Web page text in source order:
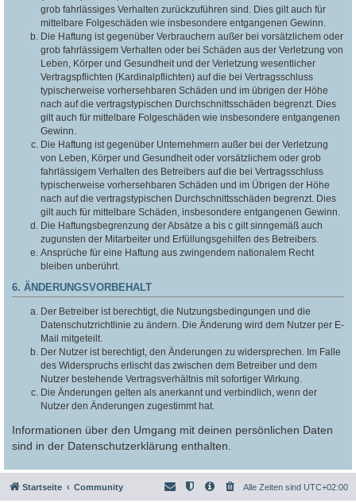
grob fahrlässiges Verhalten zurückzuführen sind. Dies gilt auch für
mittelbare Folgeschäden wie insbesondere entgangenen Gewinn.
Die Haftung ist gegenüber Verbrauchern außer bei vorsätzlichem oder
grob fahrlässigem Verhalten oder bei Schäden aus der Verletzung von
Leben, Körper und Gesundheit und der Verletzung wesentlicher
Vertragspflichten (Kardinalpflichten) auf die bei Vertragsschluss
typischerweise vorhersehbaren Schäden und im übrigen der Höhe
nach auf die vertragstypischen Durchschnittsschäden begrenzt. Dies
gilt auch für mittelbare Folgeschäden wie insbesondere entgangenen
Gewinn.
Die Haftung ist gegenüber Unternehmern außer bei der Verletzung
von Leben, Körper und Gesundheit oder vorsätzlichem oder grob
fahrlässigem Verhalten des Betreibers auf die bei Vertragsschluss
typischerweise vorhersehbaren Schäden und im Übrigen der Höhe
nach auf die vertragstypischen Durchschnittsschäden begrenzt. Dies
gilt auch für mittelbare Schäden, insbesondere entgangenen Gewinn.
Die Haftungsbegrenzung der Absätze a bis c gilt sinngemäß auch
zugunsten der Mitarbeiter und Erfüllungsgehilfen des Betreibers.
Ansprüche für eine Haftung aus zwingendem nationalem Recht
bleiben unberührt.
6. ÄNDERUNGSVORBEHALT
Der Betreiber ist berechtigt, die Nutzungsbedingungen und die
Datenschutzrichtlinie zu ändern. Die Änderung wird dem Nutzer per E-
Mail mitgeteilt.
Der Nutzer ist berechtigt, den Änderungen zu widersprechen. Im Falle
des Widerspruchs erlischt das zwischen dem Betreiber und dem
Nutzer bestehende Vertragsverhältnis mit sofortiger Wirkung.
Die Änderungen gelten als anerkannt und verbindlich, wenn der
Nutzer den Änderungen zugestimmt hat.
Informationen über den Umgang mit deinen persönlichen Daten
sind in der Datenschutzerklärung enthalten.
Startseite Community Alle Zeiten sind UTC+02:00